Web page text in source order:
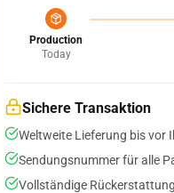
Production
Today
Sichere Transaktion
Weltweite Lieferung bis vor
Sendungsnummer für alle
Vollständige